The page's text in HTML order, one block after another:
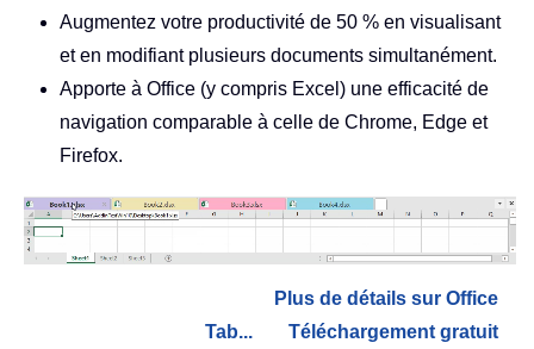
Augmentez votre productivité de 50 % en visualisant
et en modifiant plusieurs documents simultanément.
Apporte à Office (y compris Excel) une efficacité de
navigation comparable à celle de Chrome, Edge et
Firefox.
Plus de détails sur Office
Tab...
Téléchargement gratuit